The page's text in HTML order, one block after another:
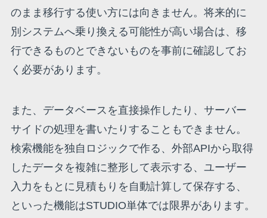
のまま移行する使い方には向きません。将来的に
別システムへ乗り換える可能性が高い場合は、移
行できるものとできないものを事前に確認してお
く必要があります。
また、データベースを直接操作したり、サーバー
サイドの処理を書いたりすることもできません。
検索機能を独自ロジックで作る、外部APIから取得
したデータを複雑に整形して表示する、ユーザー
入力をもとに見積もりを自動計算して保存する、
といった機能はSTUDIO単体では限界があります。